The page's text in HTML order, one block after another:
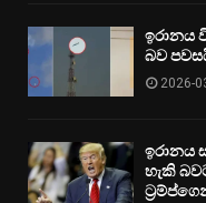
ඉරානය
බව
2026-
ඉරානය
හැකි